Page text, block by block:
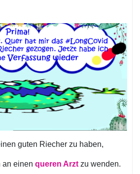
guten Riecher zu haben,
an einen queren Arzt zu wenden.